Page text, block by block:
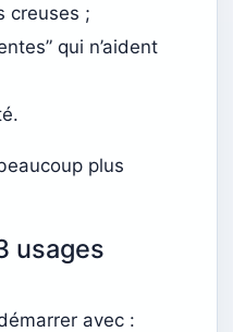
creuses ;
qui n’aident
plus
usages
avec :